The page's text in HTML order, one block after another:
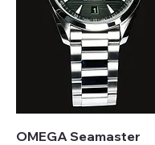
OMEGA Seamaster